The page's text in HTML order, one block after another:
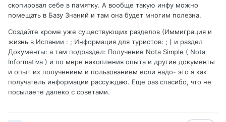
скопировал себе в памятку. А вообще такую инфу можно
помещать в Базу Знаний и там она будет многим полезна.
Создайте кроме уже существующих разделов (Иммиграция и
жизнь в Испании : ; Информация для туристов: ; ) и раздел
Документы: а там подраздел: Получение Nota Simple ( Nota
Informativa ) и по мере накопления опыта и другие документы
и опыт их получением и пользованием если надо- это я как
получатель информации рассуждаю. Еще раз спасибо, что не
посылаете далеко с советами.